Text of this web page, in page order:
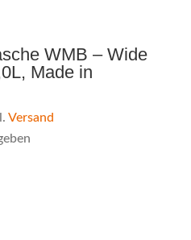
WMB – Wide
Made in
Versand